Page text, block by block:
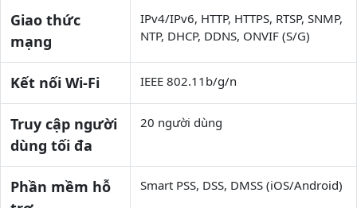
Giao thức
mạng
IPv4/IPv6, HTTP, HTTPS, RTSP, SNMP,
NTP, DHCP, DDNS, ONVIF (S/G)
Kết nối Wi-Fi IEEE 802.11b/g/n
Truy cập người
dùng tối đa
20 người dùng
Phần mềm hỗ
Smart PSS, DSS, DMSS (iOS/Android)